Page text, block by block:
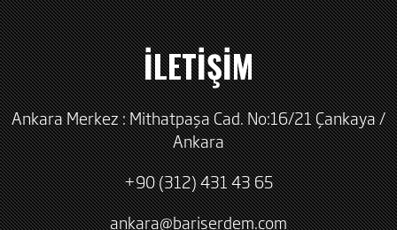
İLETİŞİM
Ankara Merkez : Mithatpaşa Cad. No:16/21 Çankaya /
Ankara
+90 (312) 431 43 65
ankara@bariserdem.com